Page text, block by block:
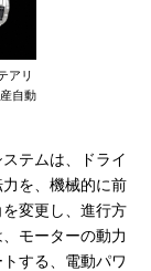
アリ
自動
テムは、ドライ
を、機械的に前
変更し、進行方
モーターの動力
する、電動パワ